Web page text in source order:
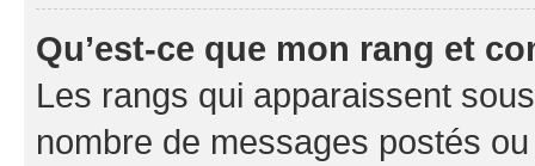
Qu’est-ce que mon rang et
Les rangs qui apparaissent
nombre de messages postés